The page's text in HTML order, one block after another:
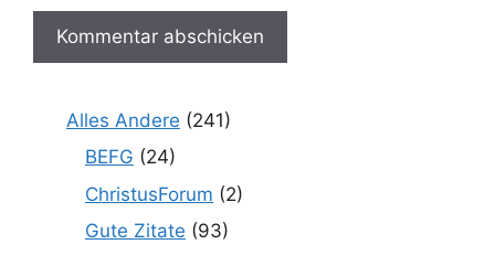
Alles Andere (241)
BEFG (24)
ChristusForum (2)
Gute Zitate (93)